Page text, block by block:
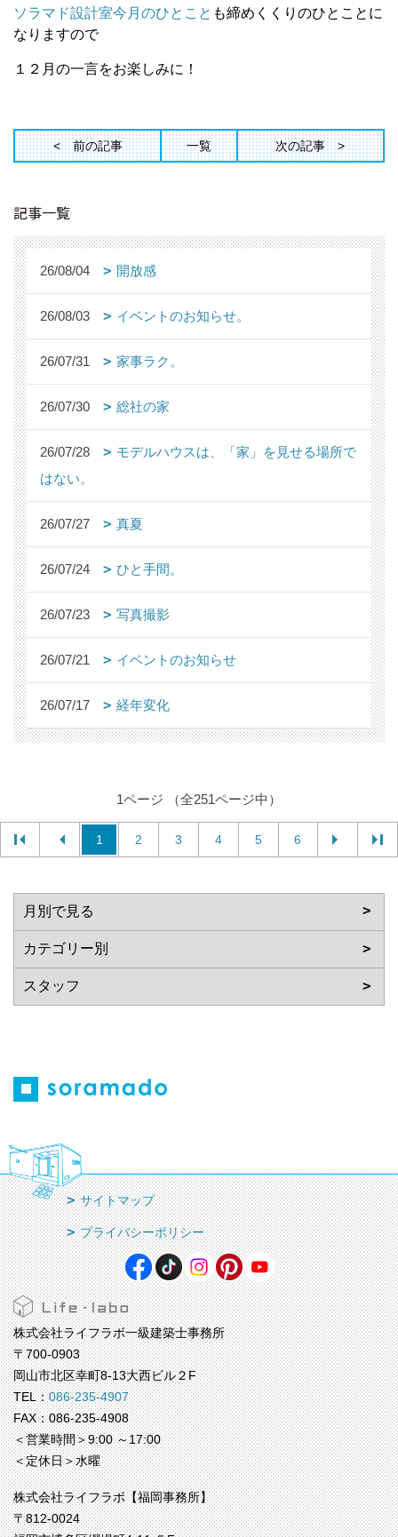
ソラマド設計室今月のひとこと も締めくくりのひとことに
なりますので
１２月の一言をお楽しみに！
前の記事 一覧 次の記事
記事一覧
26/08/04 開放感
26/08/03 イベントのお知らせ。
26/07/31 家事ラク。
26/07/30 総社の家
26/07/28
モデルハウスは、「家」を見せる場所で
はない。
26/07/27 真夏
26/07/24 ひと手間。
26/07/23 写真撮影
26/07/21 イベントのお知らせ
26/07/17 経年変化
1ページ （全251ページ中）
1 2 3 4 5 6
サイトマップ
プライバシーポリシー
株式会社ライフラボ一級建築士事務所
〒700-0903
岡山市北区幸町8-13大西ビル２F
TEL：086-235-4907
FAX：086-235-4908
＜営業時間＞9:00 ～17:00
＜定休日＞水曜
株式会社ライフラボ【福岡事務所】
〒812-0024